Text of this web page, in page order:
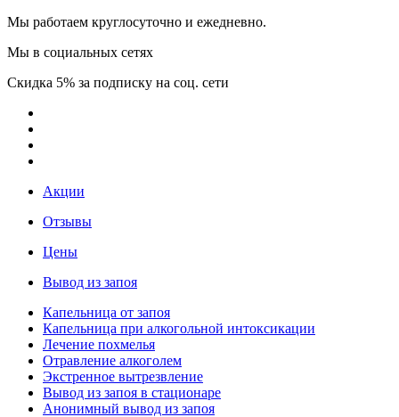
Мы работаем круглосуточно и ежедневно.
Мы в социальных сетях
Скидка 5% за подписку на соц. сети
Акции
Отзывы
Цены
Вывод из запоя
Капельница от запоя
Капельница при алкогольной интоксикации
Лечение похмелья
Отравление алкоголем
Экстренное вытрезвление
Вывод из запоя в стационаре
Анонимный вывод из запоя